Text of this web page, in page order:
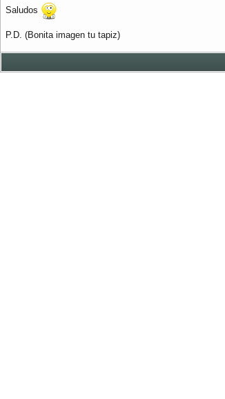
Saludos
P.D. (Bonita imagen tu tapiz)